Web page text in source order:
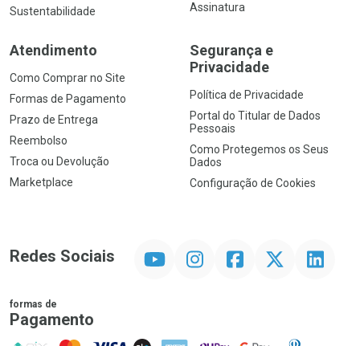
Sustentabilidade
Assinatura
Atendimento
Como Comprar no Site
Formas de Pagamento
Prazo de Entrega
Reembolso
Troca ou Devolução
Marketplace
Segurança e
Privacidade
Política de Privacidade
Portal do Titular de Dados
Pessoais
Como Protegemos os Seus
Dados
Configuração de Cookies
Redes Sociais InstagramFacebookTwitter Linkedin
formas de
Pagamento